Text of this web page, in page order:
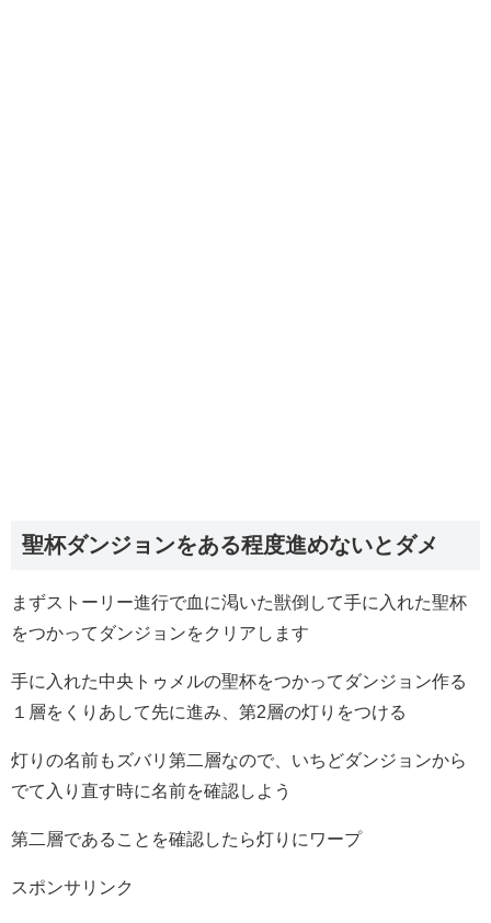
聖杯ダンジョンをある程度進めないとダメ
まずストーリー進行で血に渇いた獣倒して手に入れた聖杯
をつかってダンジョンをクリアします
手に入れた中央トゥメルの聖杯をつかってダンジョン作る
１層をくりあして先に進み、第2層の灯りをつける
灯りの名前もズバリ第二層なので、いちどダンジョンから
でて入り直す時に名前を確認しよう
第二層であることを確認したら灯りにワープ
スポンサリンク